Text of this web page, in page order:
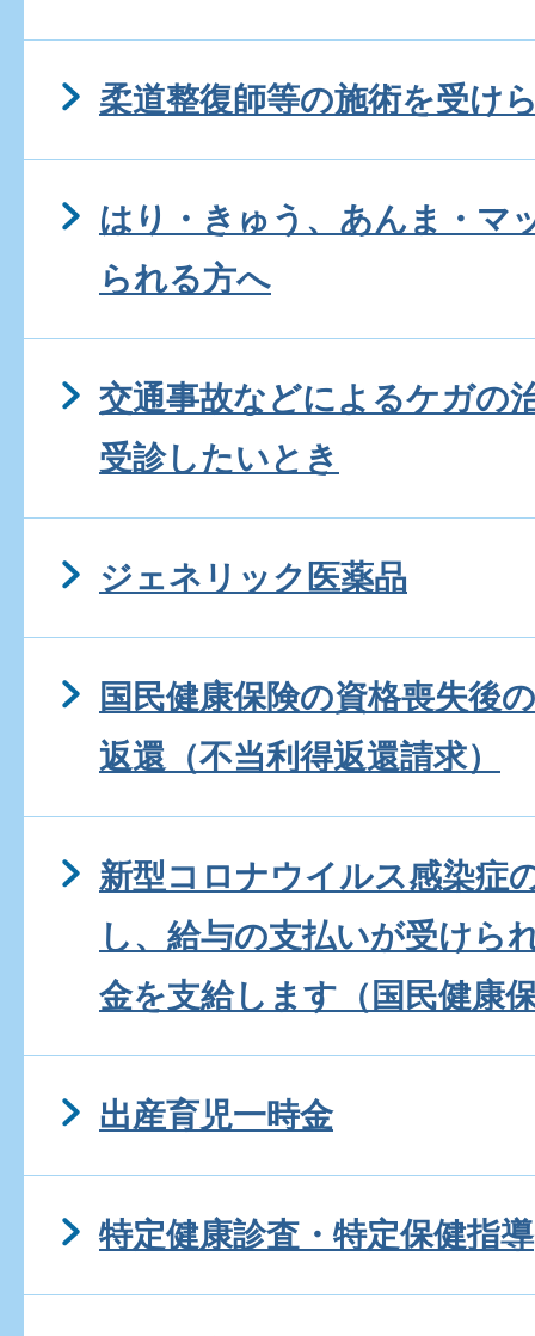
柔道整復師等の施術を受け
はり・きゅう、あんま・マ
られる方へ
交通事故などによるケガの
受診したいとき
ジェネリック医薬品
国民健康保険の資格喪失後
返還（不当利得返還請求）
新型コロナウイルス感染症
し、給与の支払いが受けら
金を支給します（国民健康
出産育児一時金
特定健康診査・特定保健指導